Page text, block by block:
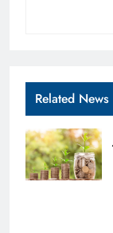
Related News